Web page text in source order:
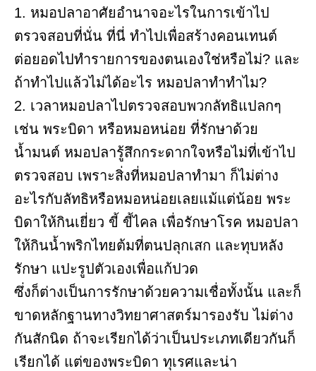
1. หมอปลาอาศัยอำนาจอะไรในการเข้าไป
ตรวจสอบที่นั่น ที่นี่ ทำไปเพื่อสร้างคอนเทนต์
ต่อยอดไปทำรายการของตนเองใช่หรือไม่? และ
ถ้าทำไปแล้วไม่ได้อะไร หมอปลาทำทำไม?
2. เวลาหมอปลาไปตรวจสอบพวกลัทธิแปลกๆ
เช่น พระบิดา หรือหมอหน่อย ที่รักษาด้วย
น้ำมนต์ หมอปลารู้สึกกระดากใจหรือไม่ที่เข้าไป
ตรวจสอบ เพราะสิ่งที่หมอปลาทำมา ก็ไม่ต่าง
อะไรกับลัทธิหรือหมอหน่อยเลยแม้แต่น้อย พระ
บิดาให้กินเยี่ยว ขี้ ขี้ไคล เพื่อรักษาโรค หมอปลา
ให้กินน้ำพริกไทยต้มที่ตนปลุกเสก และทุบหลัง
รักษา แปะรูปตัวเองเพื่อแก้ปวด
ซึ่งก็ต่างเป็นการรักษาด้วยความเชื่อทั้งนั้น และก็
ขาดหลักฐานทางวิทยาศาสตร์มารองรับ ไม่ต่าง
กันสักนิด ถ้าจะเรียกได้ว่าเป็นประเภทเดียวกันก็
เรียกได้ แต่ของพระบิดา ทุเรศและน่า